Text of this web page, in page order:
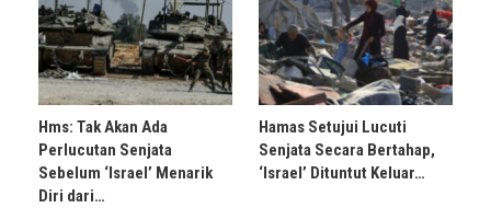
Hms: Tak Akan Ada
Perlucutan Senjata
Sebelum ‘Israel’ Menarik
Diri dari…
Hamas Setujui Lucuti
Senjata Secara Bertahap,
‘Israel’ Dituntut Keluar…